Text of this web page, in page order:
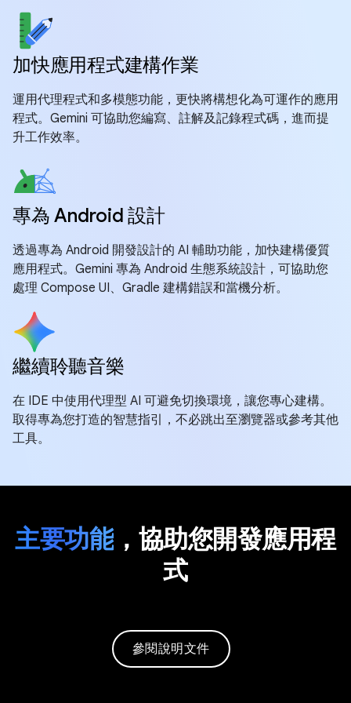
加快應用程式建構作業
運用代理程式和多模態功能，更快將構想化為可運作的應用
程式。Gemini 可協助您編寫、註解及記錄程式碼，進而提
升工作效率。
專為 Android 設計
透過專為 Android 開發設計的 AI 輔助功能，加快建構優質
應用程式。Gemini 專為 Android 生態系統設計，可協助您
處理 Compose UI、Gradle 建構錯誤和當機分析。
繼續聆聽音樂
在 IDE 中使用代理型 AI 可避免切換環境，讓您專心建構。
取得專為您打造的智慧指引，不必跳出至瀏覽器或參考其他
工具。
主要功能 ，協助您開發應用程
式
參閱說明文件